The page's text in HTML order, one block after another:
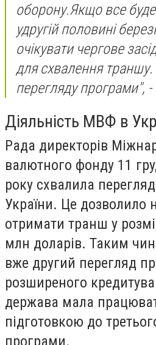
оборону.Якщо все
удругій половині
очікувати чергове
для схвалення траншу.
перегляду програми",
Діяльність МВФ в
Рада директорів
валютного фонду 11
року схвалила
України. Це дозволило
отримати транш у
млн доларів. Таким
вже другий перегляд
розширеного
держава мала
підготовкою до
програми.